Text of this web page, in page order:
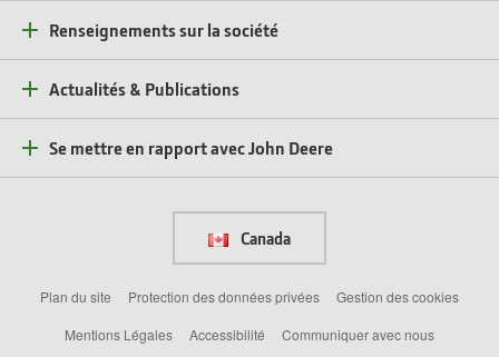
Renseignements sur la société
Actualités & Publications
Se mettre en rapport avec John Deere
Canada
Plan du site Protection des données privées
Gestion des cookies
Mentions Légales
Accessibilité Communiquer avec nous